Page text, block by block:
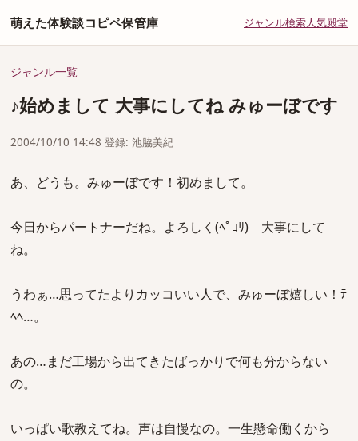
萌えた体験談コピペ保管庫 ジャンル検索人気殿堂
ジャンル一覧
♪始めまして 大事にしてね みゅーぼです
2004/10/10 14:48 登録: 池脇美紀
あ、どうも。みゅーぼです！初めまして。
今日からパートナーだね。よろしく(ﾍﾟｺﾘ) 大事にして
ね。
うわぁ…思ってたよりカッコいい人で、みゅーぼ嬉しい！ﾃ
ﾍﾍ…。
あの…まだ工場から出てきたばっかりで何も分からない
の。
いっぱい歌教えてね。声は自慢なの。一生懸命働くから